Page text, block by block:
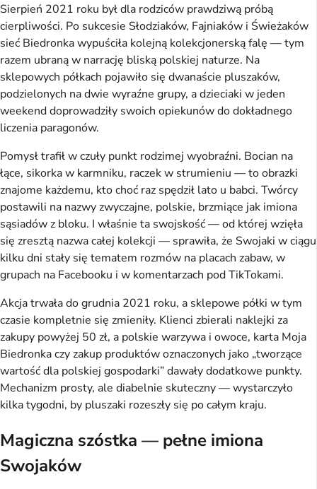
Sierpień 2021 roku był dla rodziców prawdziwą próbą
cierpliwości. Po sukcesie Słodziaków, Fajniaków i Świeżaków
sieć Biedronka wypuściła kolejną kolekcjonerską falę — tym
razem ubraną w narrację bliską polskiej naturze. Na
sklepowych półkach pojawiło się dwanaście pluszaków,
podzielonych na dwie wyraźne grupy, a dzieciaki w jeden
weekend doprowadziły swoich opiekunów do dokładnego
liczenia paragonów.
Pomysł trafił w czuły punkt rodzimej wyobraźni. Bocian na
łące, sikorka w karmniku, raczek w strumieniu — to obrazki
znajome każdemu, kto choć raz spędził lato u babci. Twórcy
postawili na nazwy zwyczajne, polskie, brzmiące jak imiona
sąsiadów z bloku. I właśnie ta swojskość — od której wzięła
się zresztą nazwa całej kolekcji — sprawiła, że Swojaki w ciągu
kilku dni stały się tematem rozmów na placach zabaw, w
grupach na Facebooku i w komentarzach pod TikTokami.
Akcja trwała do grudnia 2021 roku, a sklepowe półki w tym
czasie kompletnie się zmieniły. Klienci zbierali naklejki za
zakupy powyżej 50 zł, a polskie warzywa i owoce, karta Moja
Biedronka czy zakup produktów oznaczonych jako „tworzące
wartość dla polskiej gospodarki” dawały dodatkowe punkty.
Mechanizm prosty, ale diabelnie skuteczny — wystarczyło
kilka tygodni, by pluszaki rozeszły się po całym kraju.
Magiczna szóstka — pełne imiona
Swojaków